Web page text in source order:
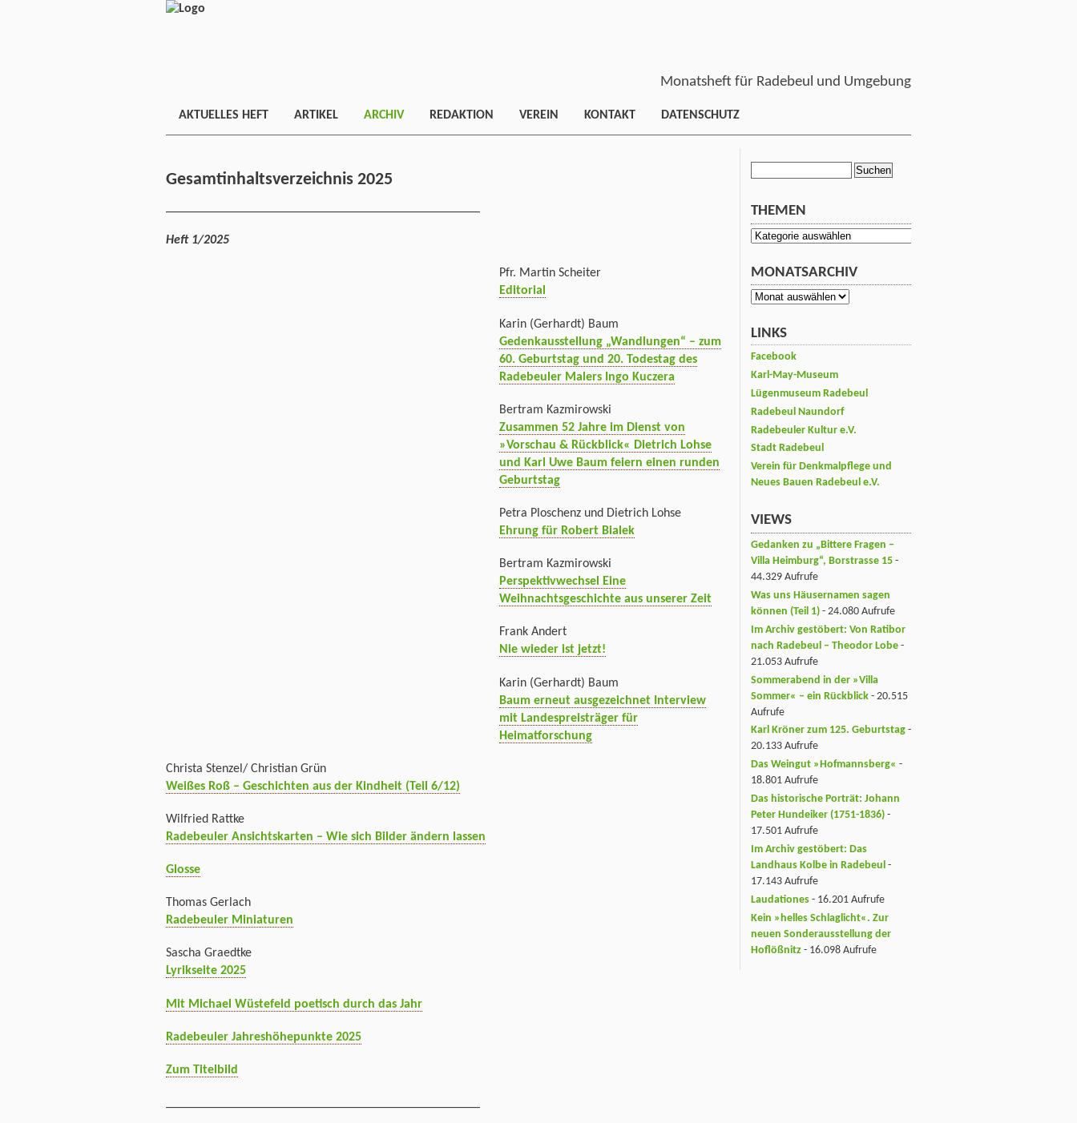
Monatsheft für Radebeul und Umgebung
AKTUELLES HEFT ARTIKEL ARCHIV REDAKTION VEREIN KONTAKT DATENSCHUTZ
Gesamtinhaltsverzeichnis 2025
Heft 1/2025
Pfr. Martin Scheiter
Editorial
Karin (Gerhardt) Baum
Gedenkausstellung „Wandlungen“ – zum
60. Geburtstag und 20. Todestag des
Radebeuler Malers Ingo Kuczera
Bertram Kazmirowski
Zusammen 52 Jahre im Dienst von
»Vorschau & Rückblick« Dietrich Lohse
und Karl Uwe Baum feiern einen runden
Geburtstag
Petra Ploschenz und Dietrich Lohse
Ehrung für Robert Bialek
Bertram Kazmirowski
Perspektivwechsel Eine
Weihnachtsgeschichte aus unserer Zeit
Frank Andert
Nie wieder ist jetzt!
Karin (Gerhardt) Baum
Baum erneut ausgezeichnet Interview
mit Landespreisträger für
Heimatforschung
Christa Stenzel/ Christian Grün
Weißes Roß – Geschichten aus der Kindheit (Teil 6/12)
Wilfried Rattke
Radebeuler Ansichtskarten – Wie sich Bilder ändern lassen
Glosse
Thomas Gerlach
Radebeuler Miniaturen
Sascha Graedtke
Lyrikseite 2025
Mit Michael Wüstefeld poetisch durch das Jahr
Radebeuler Jahreshöhepunkte 2025
Zum Titelbild
THEMEN
Themen
MONATSARCHIV
Monatsarchiv
LINKS
Facebook
Karl-May-Museum
Lügenmuseum Radebeul
Radebeul Naundorf
Radebeuler Kultur e.V.
Stadt Radebeul
Verein für Denkmalpflege und
Neues Bauen Radebeul e.V.
VIEWS
Gedanken zu „Bittere Fragen –
Villa Heimburg“, Borstrasse 15 -
44.329 Aufrufe
Was uns Häusernamen sagen
können (Teil 1) - 24.080 Aufrufe
Im Archiv gestöbert: Von Ratibor
nach Radebeul – Theodor Lobe -
21.053 Aufrufe
Sommerabend in der »Villa
Sommer« – ein Rückblick - 20.515
Aufrufe
Karl Kröner zum 125. Geburtstag -
20.133 Aufrufe
Das Weingut »Hofmannsberg« -
18.801 Aufrufe
Das historische Porträt: Johann
Peter Hundeiker (1751-1836) -
17.501 Aufrufe
Im Archiv gestöbert: Das
Landhaus Kolbe in Radebeul -
17.143 Aufrufe
Laudationes - 16.201 Aufrufe
Kein »helles Schlaglicht«. Zur
neuen Sonderausstellung der
Hoflößnitz - 16.098 Aufrufe